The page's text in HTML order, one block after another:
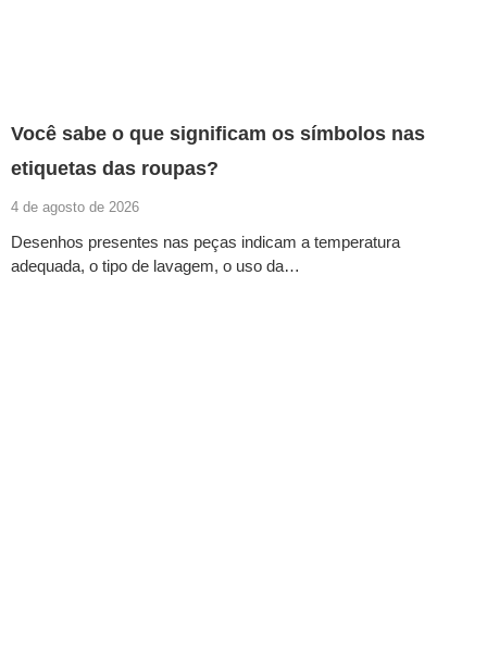
Você sabe o que significam os símbolos nas
etiquetas das roupas?
4 de agosto de 2026
Desenhos presentes nas peças indicam a temperatura
adequada, o tipo de lavagem, o uso da…